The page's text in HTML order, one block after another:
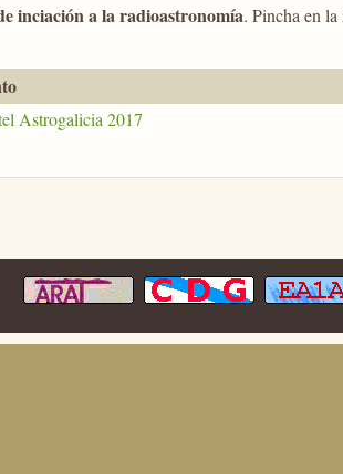
inciación a la radioastronomía. Pincha en
Astrogalicia 2017